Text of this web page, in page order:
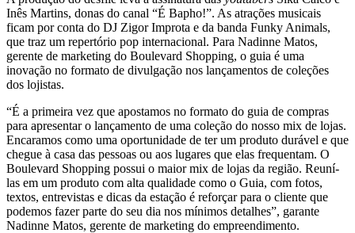
Inês Martins, donas do canal “É Bapho!”. As atrações musicais
ficam por conta do DJ Zigor Improta e da banda Funky Animals,
que traz um repertório pop internacional. Para Nadinne Matos,
gerente de marketing do Boulevard Shopping, o guia é uma
inovação no formato de divulgação nos lançamentos de coleções
dos lojistas.
“É a primeira vez que apostamos no formato do guia de compras
para apresentar o lançamento de uma coleção do nosso mix de lojas.
Encaramos como uma oportunidade de ter um produto durável e que
chegue à casa das pessoas ou aos lugares que elas frequentam. O
Boulevard Shopping possui o maior mix de lojas da região. Reuní-
las em um produto com alta qualidade como o Guia, com fotos,
textos, entrevistas e dicas da estação é reforçar para o cliente que
podemos fazer parte do seu dia nos mínimos detalhes”, garante
Nadinne Matos, gerente de marketing do empreendimento.